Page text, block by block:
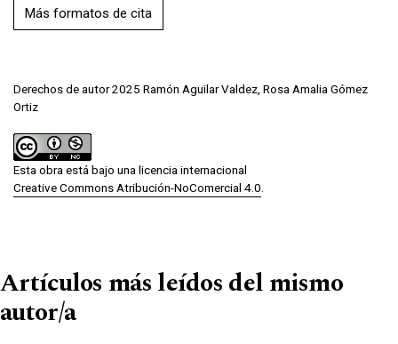
Más formatos de cita
Derechos de autor 2025 Ramón Aguilar Valdez, Rosa Amalia Gómez
Ortiz
Esta obra está bajo una licencia internacional
Creative Commons Atribución-NoComercial 4.0
Artículos más leídos del mismo
autor/a